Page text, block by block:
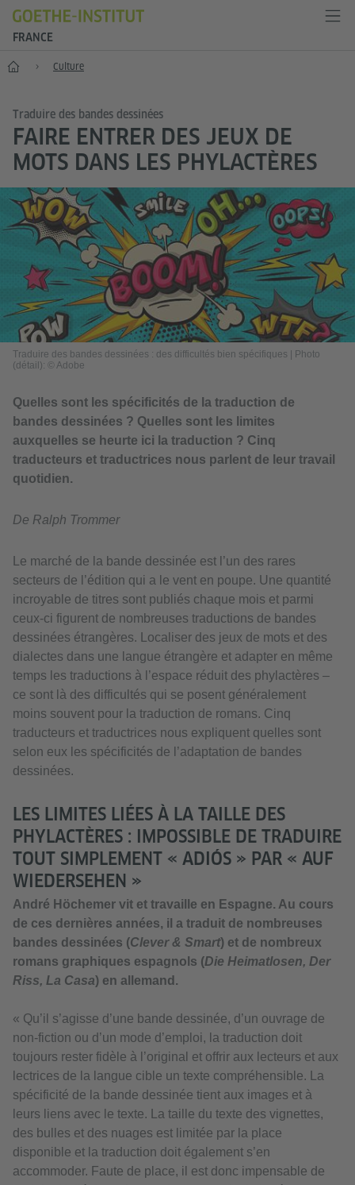
FRANCE
Accueil Culture
Traduire des bandes dessinées
FAIRE ENTRER DES JEUX DE
MOTS DANS LES PHYLACTÈRES
Traduire des bandes dessinées : des difficultés bien spécifiques
Photo
(détail): © Adobe
Quelles sont les spécificités de la traduction de
bandes dessinées ? Quelles sont les limites
auxquelles se heurte ici la traduction ? Cinq
traducteurs et traductrices nous parlent de leur travail
quotidien.
De Ralph Trommer
Le marché de la bande dessinée est l’un des rares
secteurs de l’édition qui a le vent en poupe. Une quantité
incroyable de titres sont publiés chaque mois et parmi
ceux-ci figurent de nombreuses traductions de bandes
dessinées étrangères. Localiser des jeux de mots et des
dialectes dans une langue étrangère et adapter en même
temps les traductions à l’espace réduit des phylactères –
ce sont là des difficultés qui se posent généralement
moins souvent pour la traduction de romans. Cinq
traducteurs et traductrices nous expliquent quelles sont
selon eux les spécificités de l’adaptation de bandes
dessinées.
LES LIMITES LIÉES À LA TAILLE DES
PHYLACTÈRES : IMPOSSIBLE DE TRADUIRE
TOUT SIMPLEMENT « ADIÓS » PAR « AUF
WIEDERSEHEN »
André Höchemer vit et travaille en Espagne. Au cours
de ces dernières années, il a traduit de nombreuses
bandes dessinées (Clever & Smart) et de nombreux
romans graphiques espagnols (Die Heimatlosen, Der
Riss, La Casa) en allemand.
« Qu’il s’agisse d’une bande dessinée, d’un ouvrage de
non-fiction ou d’un mode d’emploi, la traduction doit
toujours rester fidèle à l’original et offrir aux lecteurs et aux
lectrices de la langue cible un texte compréhensible. La
spécificité de la bande dessinée tient aux images et à
leurs liens avec le texte. La taille du texte des vignettes,
des bulles et des nuages est limitée par la place
disponible et la traduction doit également s’en
accommoder. Faute de place, il est donc impensable de